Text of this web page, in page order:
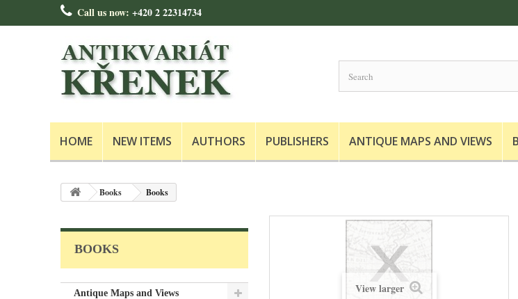
Call us now: +420 2 22314734
HOME NEW ITEMS AUTHORS PUBLISHERS ANTIQUE MAPS AND VIEWS
Books Books
BOOKS
Antique Maps and Views View larger